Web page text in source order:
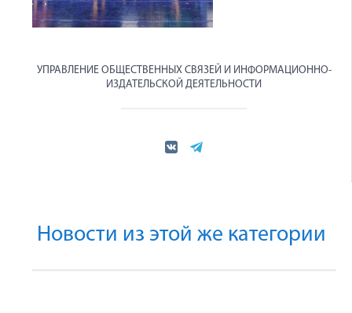
УПРАВЛЕНИЕ ОБЩЕСТВЕННЫХ СВЯЗЕЙ И ИНФОРМАЦИОННО-
ИЗДАТЕЛЬСКОЙ ДЕЯТЕЛЬНОСТИ
Новости из этой же категории